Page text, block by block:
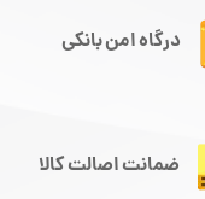
درگاه امن بانکی
ضمانت اصالت کالا